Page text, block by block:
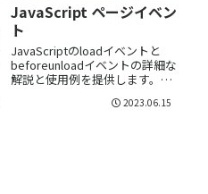
JavaScript ページイベン
ト
JavaScriptのloadイベントと
beforeunloadイベントの詳細な
解説と使用例を提供します。ユ
らの重要なイベントを理解しま
2023.06.15